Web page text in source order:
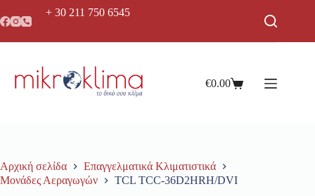
+ 30 211 750 6545
€0.00
Αρχική σελίδα
Επαγγελματικά Κλιματιστικά
Μονάδες Αεραγωγών
TCL TCC-36D2HRH/DVI